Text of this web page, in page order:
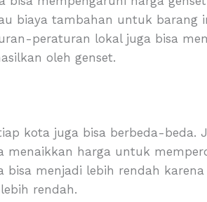
biaya tambahan untuk barang
peraturan lokal juga bisa
oleh genset.
kota juga bisa berbeda-beda.
menaikkan harga untuk
bisa menjadi lebih rendah
rendah.